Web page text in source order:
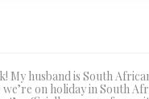
My husband is South
on holiday in South